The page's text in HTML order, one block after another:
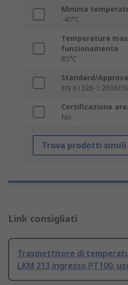
Minima
-40°C
Temperatura
funzionamento
85°C
Standard/
EN 61326-
Certificazione
No
Trova prodotti simili
Link consigliati
Trasmettitore di
LKM 213 ingresso PT100,